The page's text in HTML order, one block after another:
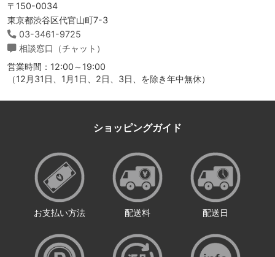
〒150-0034
東京都渋谷区代官山町7-3
03-3461-9725
相談窓口（チャット）
営業時間：12:00～19:00
（12月31日、1月1日、2日、3日、を除き年中無休）
ショッピングガイド
お支払い方法 配送料 配送日